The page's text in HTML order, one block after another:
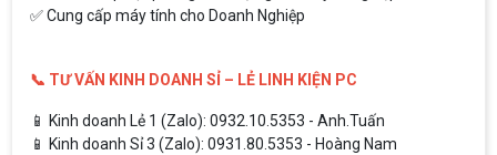
✅ Cung cấp máy tính cho Doanh Nghiệp
📞 TƯ VẤN KINH DOANH SỈ – LẺ LINH KIỆN PC
📱 Kinh doanh Lẻ 1 (Zalo): 0932.10.5353 - Anh.Tuấn
📱 Kinh doanh Sỉ 3 (Zalo): 0931.80.5353 - Hoàng Nam